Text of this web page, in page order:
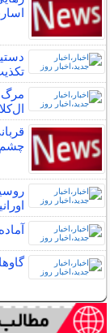
مرگ
چشم